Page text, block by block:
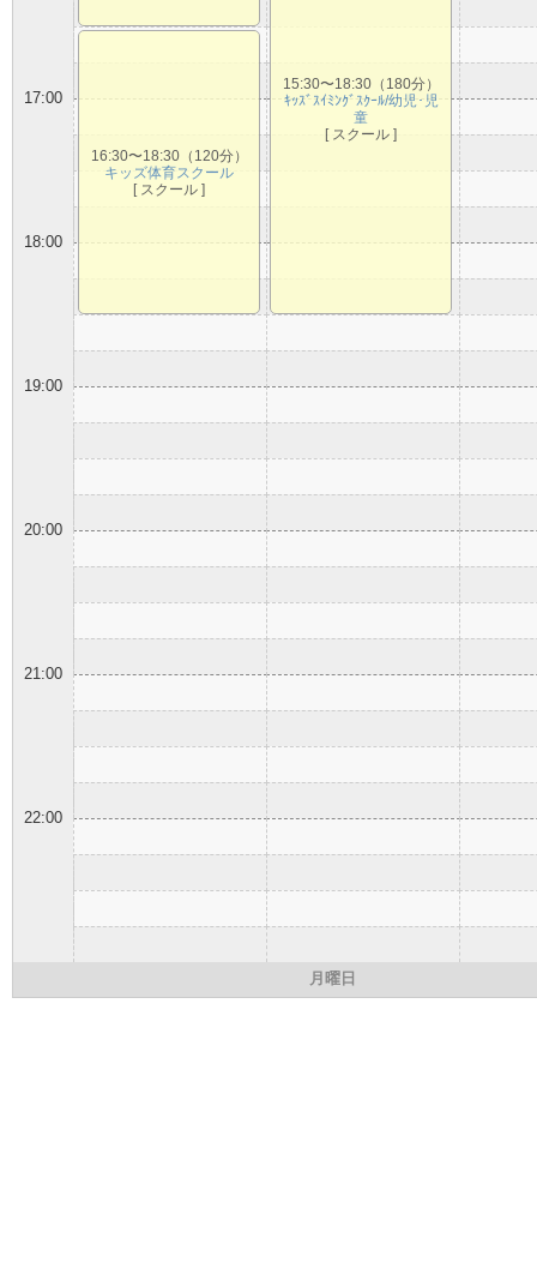
17:00
18:00
19:00
20:00
21:00
22:00
月曜日
16:30〜18:30（120分）
キッズ体育スクール
[ スクール ]
15:30〜18:30（180分）
ｷｯｽﾞｽｲﾐﾝｸﾞｽｸｰﾙ/幼児･児
童
[ スクール ]